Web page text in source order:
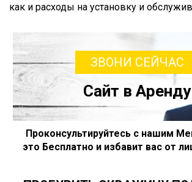
как и расходы на установку и
ЗВОНИ СЕЙЧАС
Сайт в Аренду
Проконсультируйтесь с нашим
это Бесплатно и избавит вас от